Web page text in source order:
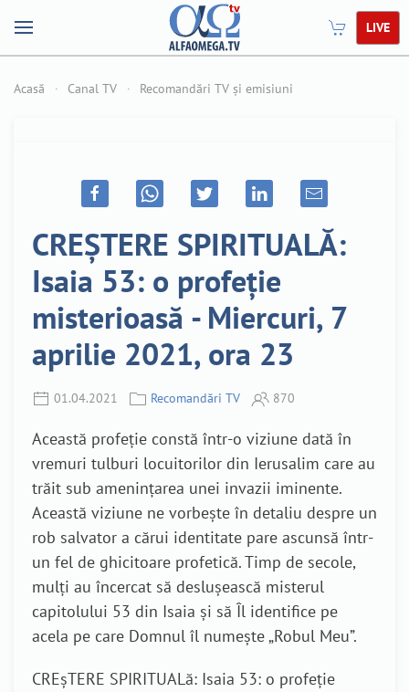
LIVE
Acasă Canal TV Recomandări TV și emisiuni
CREȘTERE SPIRITUALĂ:
Isaia 53: o profeție
misterioasă - Miercuri, 7
aprilie 2021, ora 23
01.04.2021 Recomandări TV 870
Această profeție constă într-o viziune dată în
vremuri tulburi locuitorilor din Ierusalim care au
trăit sub amenințarea unei invazii iminente.
Această viziune ne vorbește în detaliu despre un
rob salvator a cărui identitate pare ascunsă într-
un fel de ghicitoare profetică. Timp de secole,
mulți au încercat să deslușească misterul
capitolului 53 din Isaia și să Îl identifice pe
acela pe care Domnul îl numește „Robul Meu”.
CREșTERE SPIRITUALă: Isaia 53: o profeție